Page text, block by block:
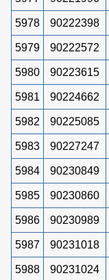
5978 90222398
5979 90222572
5980 90223615
5981 90224662
5982 90225085
5983 90227247
5984 90230849
5985 90230860
5986 90230989
5987 90231018
5988 90231024